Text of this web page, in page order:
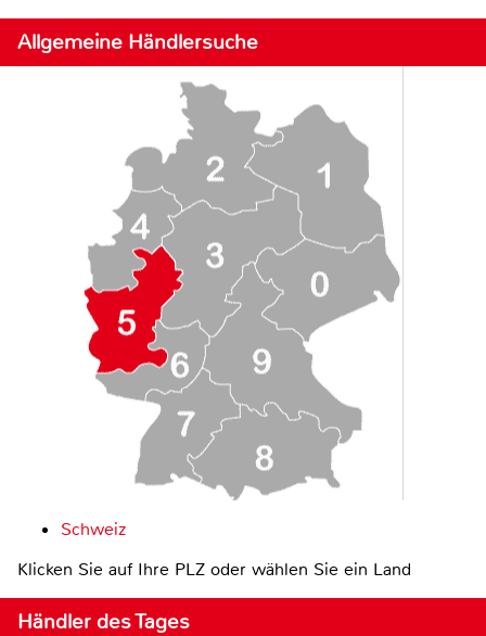
Allgemeine Händlersuche
Schweiz
Klicken Sie auf Ihre PLZ oder wählen Sie ein Land
Händler des Tages